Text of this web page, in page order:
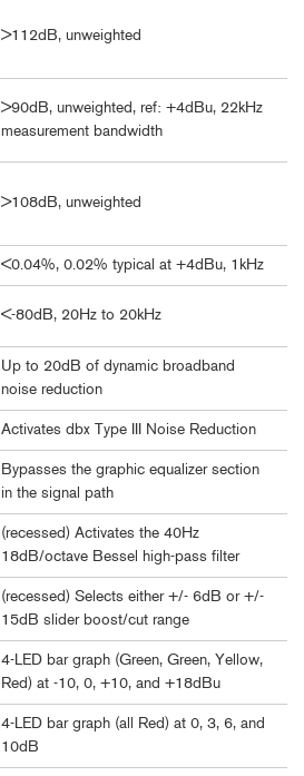
>112dB, unweighted
>90dB, unweighted, ref: +4dBu, 22kHz
measurement bandwidth
>108dB, unweighted
<0.04%, 0.02% typical at +4dBu, 1kHz
<-80dB, 20Hz to 20kHz
Up to 20dB of dynamic broadband
noise reduction
Activates dbx Type III Noise Reduction
Bypasses the graphic equalizer section
in the signal path
(recessed) Activates the 40Hz
18dB/octave Bessel high-pass filter
(recessed) Selects either +/- 6dB or +/-
15dB slider boost/cut range
4-LED bar graph (Green, Green, Yellow,
Red) at -10, 0, +10, and +18dBu
4-LED bar graph (all Red) at 0, 3, 6, and
10dB